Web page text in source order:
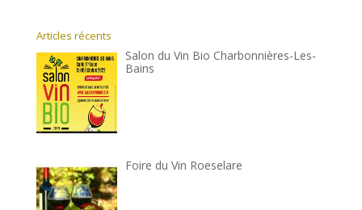
Articles récents
Salon du Vin Bio Charbonnières-Les-
Bains
Foire du Vin Roeselare